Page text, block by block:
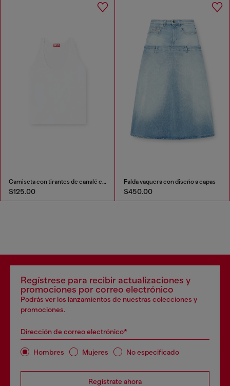
Falda vaquera con diseño a capas
$450.00 $675.00
Regístrese para recibir actualizaciones y
promociones por correo electrónico
Podrás ver los lanzamientos de nuestras colecciones y
promociones.
Dirección de correo electrónico*
Hombres Mujeres No especificado
Regístrate ahora